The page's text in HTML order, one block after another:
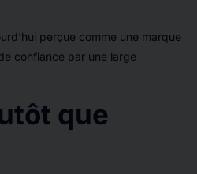
perçue comme une marque
confiance par une large
que